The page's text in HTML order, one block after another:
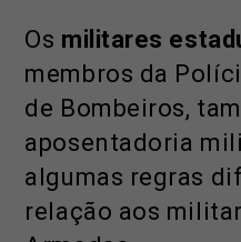
Os militares
membros da
de Bombeiros,
aposentadoria
algumas regras
relação aos